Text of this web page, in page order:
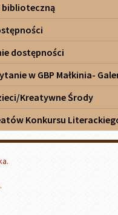
biblioteczną
dostępności
w GBP Małkinia-
Kreatywne Środy
Konkursu